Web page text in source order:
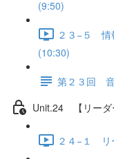
(9:50)
２３−５ 情
(10:30)
第２３回 音
Unit.24 【リーダ
２４−１ リ